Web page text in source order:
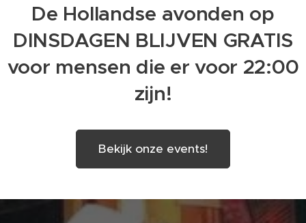
De Hollandse avonden op
DINSDAGEN BLIJVEN GRATIS
voor mensen die er voor 22:00
zijn!
Bekijk onze events!